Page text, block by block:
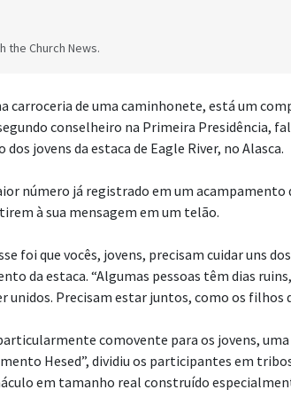
the Church News.
carroceria de uma caminhonete, está um
conselheiro na Primeira Presidência,
jovens da estaca de Eagle River, no Alasca.
número já registrado em um acampamento
à sua mensagem em um telão.
foi que vocês, jovens, precisam cuidar uns
da estaca. “Algumas pessoas têm dias
unidos. Precisam estar juntos, como os filhos
comovente para os jovens, uma
Hesed”, dividiu os participantes em
em tamanho real construído